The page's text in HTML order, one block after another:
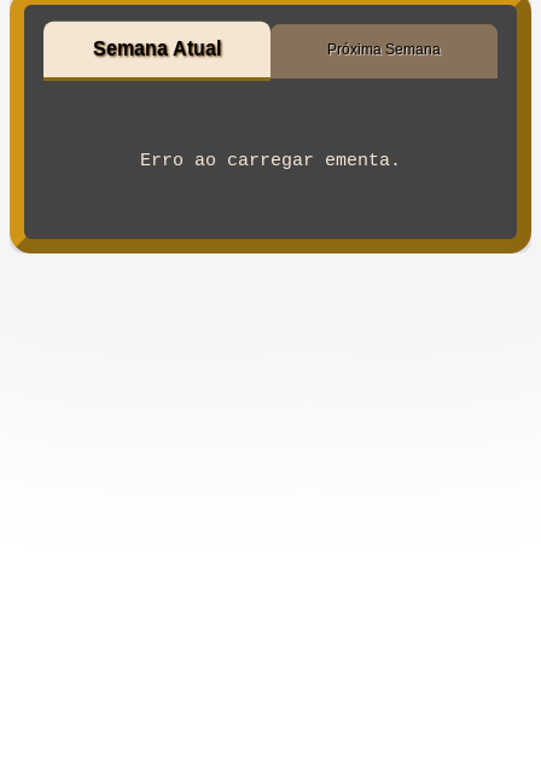
Semana Atual Próxima Semana
Erro ao carregar ementa.